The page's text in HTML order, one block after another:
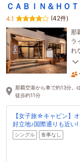
ＣＡＢＩＮ＆ＨＯ
4.1
(42件)
那
ラ
れ
ィ
那覇空港から車で約13分。
徒歩約11分
【女子旅☆キャビン】
好立地♪国際通りも近い!
シングル 食事なし